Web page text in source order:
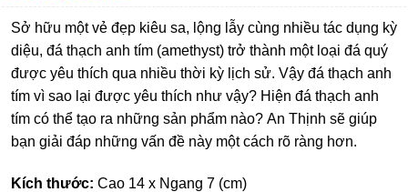
Sở hữu một vẻ đẹp kiêu sa, lộng lẫy cùng nhiều tác dụng kỳ
diệu, đá thạch anh tím (amethyst) trở thành một loại đá quý
được yêu thích qua nhiều thời kỳ lịch sử. Vậy đá thạch anh
tím vì sao lại được yêu thích như vậy? Hiện đá thạch anh
tím có thể tạo ra những sản phẩm nào? An Thịnh sẽ giúp
bạn giải đáp những vấn đề này một cách rõ ràng hơn.
Kích thước: Cao 14 x Ngang 7 (cm)